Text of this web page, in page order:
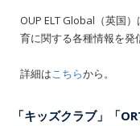
OUP ELT Global（英国
育に関する各種情報を発
詳細はこちらから。
「キッズクラブ」「